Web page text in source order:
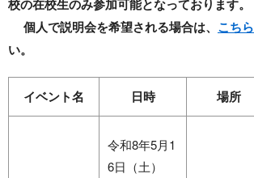
校の在校生のみ参加可能となっております。
個人で説明会を希望される場合は、 こちら
い。
イベント名 日時 場所
令和8年5月1
6日（土）